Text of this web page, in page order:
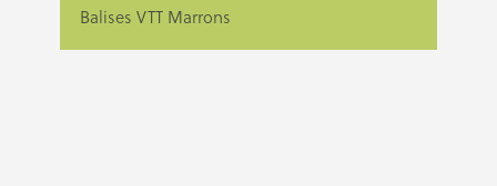
Balises VTT Marrons